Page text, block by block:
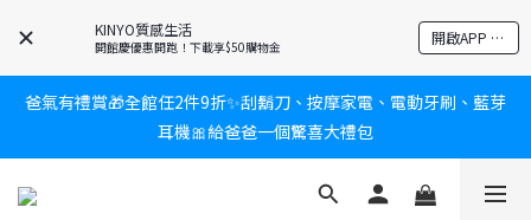
KINYO質感生活
開館慶優惠開跑！下載享$50購物金 開啟APP 享隱藏優惠
新會員送$100購物金✨再享消費回饋無極限
新會員送$100購物金✨再享消費回饋無極限
爸氣有禮賞🎁全館任2件9折✨刮鬍刀、按摩家電、電動牙刷、藍芽
耳機🎀給爸爸一個驚喜大禮包
炎熱夏日救星☀️秒凍扇登場💙半導體製冷 x 微米級冰霧，一秒開